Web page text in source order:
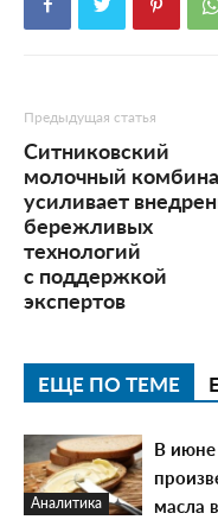
Предыдущая статья
Ситниковский
молочный
усиливает
бережливых
технологий
с поддержкой
экспертов
ЕЩЕ ПО ТЕМЕ
Аналитика
В июне
масла